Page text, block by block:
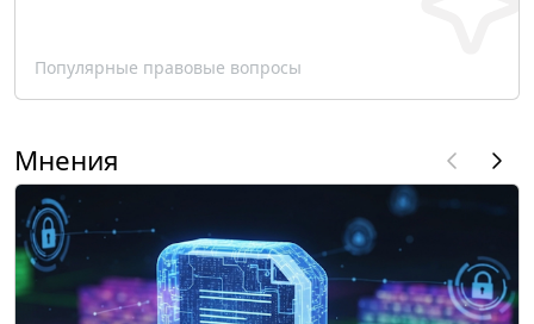
Популярные правовые вопросы
Мнения